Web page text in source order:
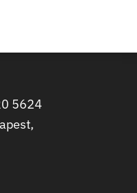
5624